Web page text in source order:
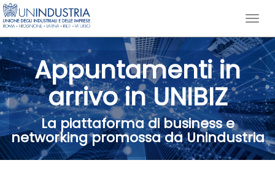
Appuntamenti in
arrivo in UNIBIZ
La piattaforma di business e
networking promossa da Unindustria